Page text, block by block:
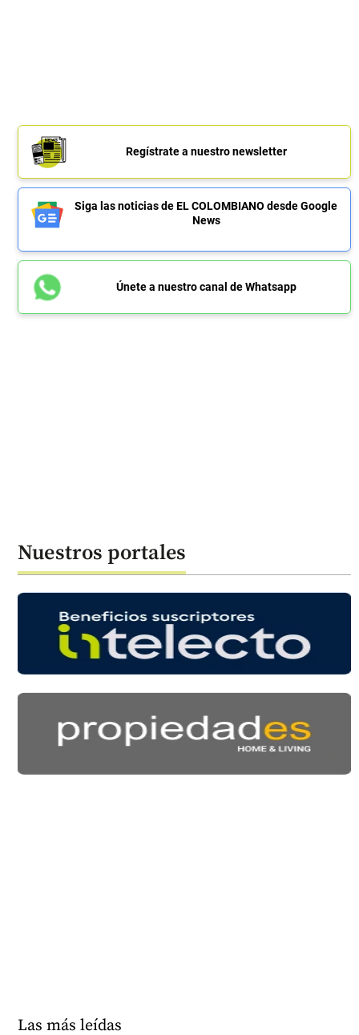
Regístrate a nuestro newsletter
Siga las noticias de EL COLOMBIANO desde Google
News
Únete a nuestro canal de Whatsapp
Nuestros portales
Las más leídas